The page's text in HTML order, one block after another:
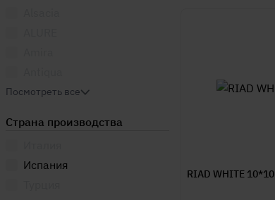
Aramis
ATHOS
Посмотреть все
Страна производства
Испания
RIAD WHITE 10*10